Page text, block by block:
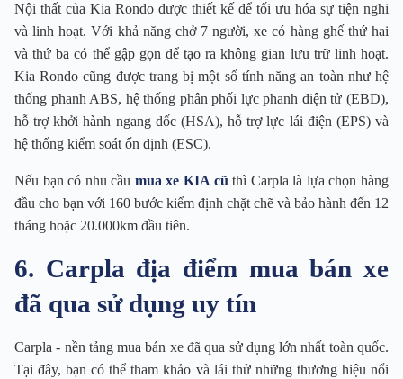
Nội thất của Kia Rondo được thiết kế để tối ưu hóa sự tiện nghi
và linh hoạt. Với khả năng chở 7 người, xe có hàng ghế thứ hai
và thứ ba có thể gập gọn để tạo ra không gian lưu trữ linh hoạt.
Kia Rondo cũng được trang bị một số tính năng an toàn như hệ
thống phanh ABS, hệ thống phân phối lực phanh điện tử (EBD),
hỗ trợ khởi hành ngang dốc (HSA), hỗ trợ lực lái điện (EPS) và
hệ thống kiểm soát ổn định (ESC).
Nếu bạn có nhu cầu mua xe KIA cũ thì Carpla là lựa chọn hàng
đầu cho bạn với 160 bước kiểm định chặt chẽ và bảo hành đến 12
tháng hoặc 20.000km đầu tiên.
6. Carpla địa điểm mua bán xe
đã qua sử dụng uy tín
Carpla - nền tảng mua bán xe đã qua sử dụng lớn nhất toàn quốc.
Tại đây, bạn có thể tham khảo và lái thử những thương hiệu nổi